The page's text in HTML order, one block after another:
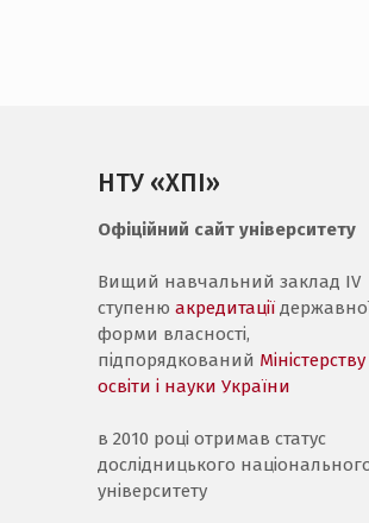
НТУ «ХПІ»
Офіційний сайт університету
Вищий навчальний заклад IV
ступеню акредитації
форми власності,
підпорядкований Міністерству
освіти і науки України
в 2010 році отримав статус
дослідницького
університету